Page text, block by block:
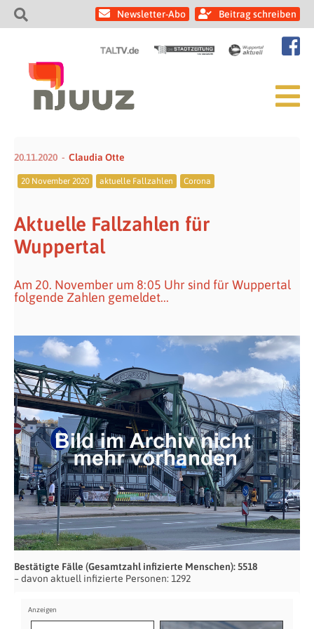
Newsletter-Abo Beitrag schreiben
20.11.2020 Claudia Otte
20 November 2020 aktuelle Fallzahlen Corona
Aktuelle Fallzahlen für
Wuppertal
Am 20. November um 8:05 Uhr sind für Wuppertal
folgende Zahlen gemeldet...
Bestätigte Fälle (Gesamtzahl infizierte Menschen): 5518
– davon aktuell infizierte Personen: 1292